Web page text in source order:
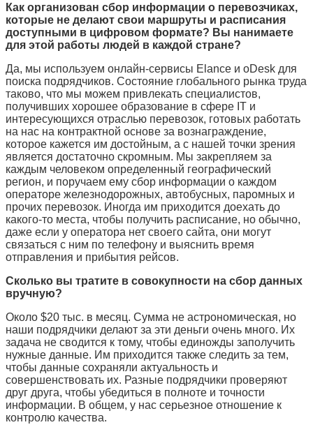
Как организован сбор информации о перевозчиках,
которые не делают свои маршруты и расписания
доступными в цифровом формате? Вы нанимаете
для этой работы людей в каждой стране?
Да, мы используем онлайн-сервисы Elance и oDesk для
поиска подрядчиков. Состояние глобального рынка труда
таково, что мы можем привлекать специалистов,
получивших хорошее образование в сфере IT и
интересующихся отраслью перевозок, готовых работать
на нас на контрактной основе за вознаграждение,
которое кажется им достойным, а с нашей точки зрения
является достаточно скромным. Мы закрепляем за
каждым человеком определенный географический
регион, и поручаем ему сбор информации о каждом
операторе железнодорожных, автобусных, паромных и
прочих перевозок. Иногда им приходится доехать до
какого-то места, чтобы получить расписание, но обычно,
даже если у оператора нет своего сайта, они могут
связаться с ним по телефону и выяснить время
отправления и прибытия рейсов.
Сколько вы тратите в совокупности на сбор данных
вручную?
Около $20 тыс. в месяц. Сумма не астрономическая, но
наши подрядчики делают за эти деньги очень много. Их
задача не сводится к тому, чтобы единожды заполучить
нужные данные. Им приходится также следить за тем,
чтобы данные сохраняли актуальность и
совершенствовать их. Разные подрядчики проверяют
друг друга, чтобы убедиться в полноте и точности
информации. В общем, у нас серьезное отношение к
контролю качества.